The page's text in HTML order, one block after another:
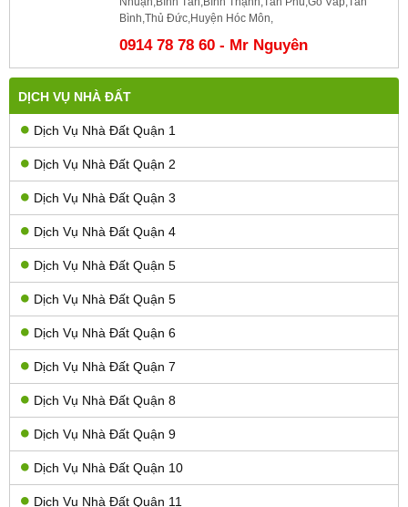
DỊCH VỤ NHÀ ĐẤT
Dịch Vụ Nhà Đất Quận 1
Dịch Vụ Nhà Đất Quận 2
Dịch Vụ Nhà Đất Quận 3
Dịch Vụ Nhà Đất Quận 4
Dịch Vụ Nhà Đất Quận 5
Dịch Vụ Nhà Đất Quận 5
Dịch Vụ Nhà Đất Quận 6
Dịch Vụ Nhà Đất Quận 7
Dịch Vụ Nhà Đất Quận 8
Dịch Vụ Nhà Đất Quận 9
Dịch Vụ Nhà Đất Quận 10
Dịch Vụ Nhà Đất Quận 11
Bình,Thủ Đức,Huyện Hóc Môn,
0914 78 78 60 - Mr Nguyên